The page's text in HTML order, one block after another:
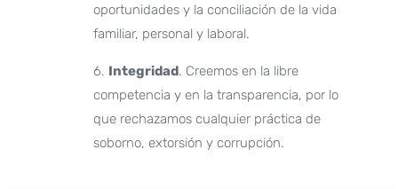
oportunidades y la conciliación de la vida
familiar, personal y laboral.
6. Integridad. Creemos en la libre
competencia y en la transparencia, por lo
que rechazamos cualquier práctica de
soborno, extorsión y corrupción.